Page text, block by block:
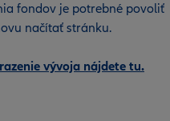
fondov je potrebné povoliť
načítať stránku.
vývoja nájdete tu.